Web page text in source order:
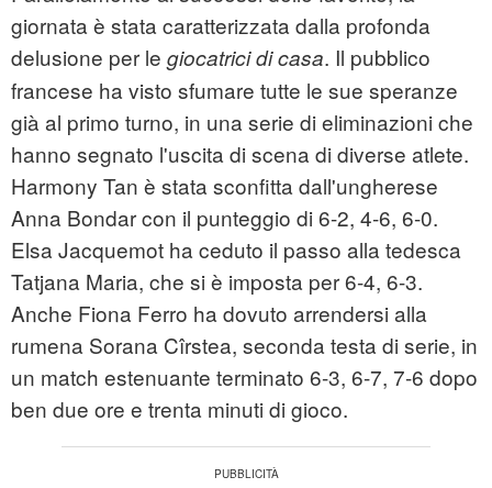
giornata è stata caratterizzata dalla profonda
delusione per le giocatrici di casa. Il pubblico
francese ha visto sfumare tutte le sue speranze
già al primo turno, in una serie di eliminazioni che
hanno segnato l'uscita di scena di diverse atlete.
Harmony Tan è stata sconfitta dall'ungherese
Anna Bondar con il punteggio di 6-2, 4-6, 6-0.
Elsa Jacquemot ha ceduto il passo alla tedesca
Tatjana Maria, che si è imposta per 6-4, 6-3.
Anche Fiona Ferro ha dovuto arrendersi alla
rumena Sorana Cîrstea, seconda testa di serie, in
un match estenuante terminato 6-3, 6-7, 7-6 dopo
ben due ore e trenta minuti di gioco.